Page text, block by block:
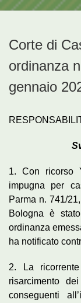
Corte di
ordinanza
gennaio
1. Con ricorso
impugna per
Parma n. 741/
Bologna è
ordinanza
ha notificato
2. La
risarcimento
conseguenti